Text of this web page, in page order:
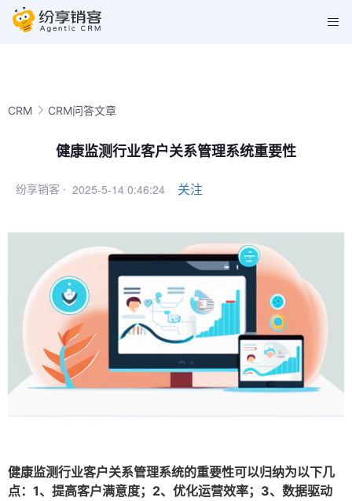
CRM CRM问答文章
健康监测行业客户关系管理系统重要性
纷享销客 · 2025-5-14 0:46:24 关注
健康监测行业客户关系管理系统的重要性可以归纳为以下几
点：1、提高客户满意度；2、优化运营效率；3、数据驱动